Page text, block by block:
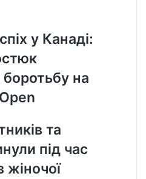
у Канаді:
на
та
під час
жіночої